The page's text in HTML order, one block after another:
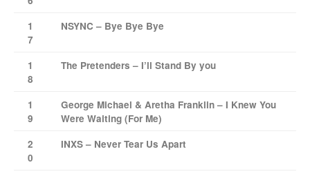
1
7
NSYNC – Bye Bye Bye
1
8
The Pretenders – I’ll Stand By you
1
9
George Michael & Aretha Franklin – I Knew You
Were Waiting (For Me)
2
0
INXS – Never Tear Us Apart